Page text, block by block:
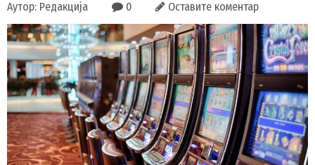
Аутор: Редакција 0 Оставите коментар